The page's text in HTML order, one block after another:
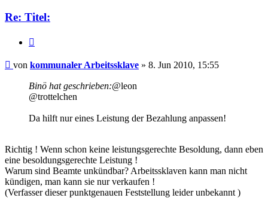
Re: Titel:
Beitrag
von kommunaler Arbeitssklave » 8. Jun 2010, 15:55
Binö hat geschrieben:@leon
@trottelchen
Da hilft nur eines Leistung der Bezahlung anpassen!
Richtig ! Wenn schon keine leistungsgerechte Besoldung, dann eben
eine besoldungsgerechte Leistung !
Warum sind Beamte unkündbar? Arbeitssklaven kann man nicht
kündigen, man kann sie nur verkaufen !
(Verfasser dieser punktgenauen Feststellung leider unbekannt )